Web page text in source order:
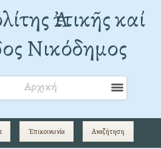
Ἀττικῆς καί
Νικόδημος
Αρχική
Ἐπικοινωνία Αναζήτηση